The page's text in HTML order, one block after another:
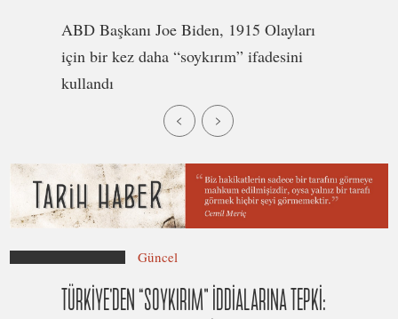
ABD Başkanı Joe Biden, 1915 Olayları
için bir kez daha “soykırım” ifadesini
kullandı
Güncel
TÜRKİYE’DEN “SOYKIRIM” İDDİALARINA TEPKİ: